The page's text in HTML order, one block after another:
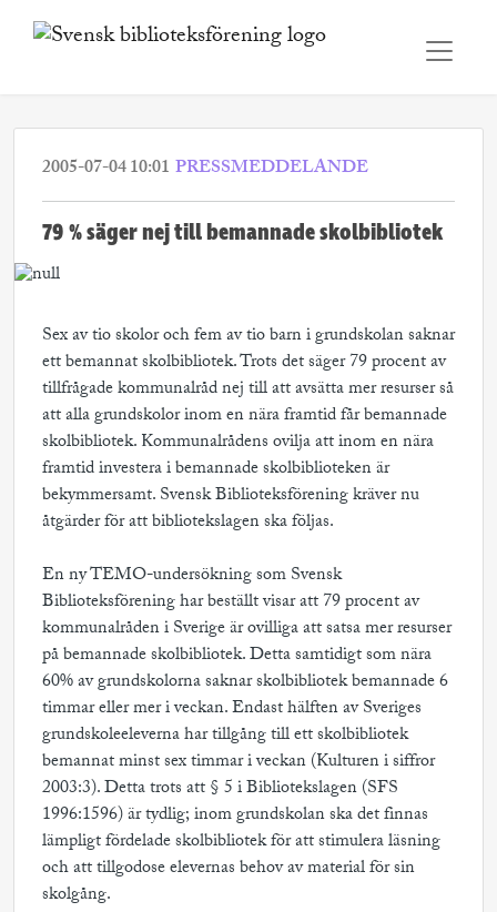
2005-07-04 10:01 PRESSMEDDELANDE
79 % säger nej till bemannade skolbibliotek
Sex av tio skolor och fem av tio barn i grundskolan saknar
ett bemannat skolbibliotek. Trots det säger 79 procent av
tillfrågade kommunalråd nej till att avsätta mer resurser så
att alla grundskolor inom en nära framtid får bemannade
skolbibliotek. Kommunalrådens ovilja att inom en nära
framtid investera i bemannade skolbiblioteken är
bekymmersamt. Svensk Biblioteksförening kräver nu
åtgärder för att bibliotekslagen ska följas.
En ny TEMO-undersökning som Svensk
Biblioteksförening har beställt visar att 79 procent av
kommunalråden i Sverige är ovilliga att satsa mer resurser
på bemannade skolbibliotek. Detta samtidigt som nära
60% av grundskolorna saknar skolbibliotek bemannade 6
timmar eller mer i veckan. Endast hälften av Sveriges
grundskoleeleverna har tillgång till ett skolbibliotek
bemannat minst sex timmar i veckan (Kulturen i siffror
2003:3). Detta trots att § 5 i Bibliotekslagen (SFS
1996:1596) är tydlig; inom grundskolan ska det finnas
lämpligt fördelade skolbibliotek för att stimulera läsning
och att tillgodose elevernas behov av material för sin
skolgång.